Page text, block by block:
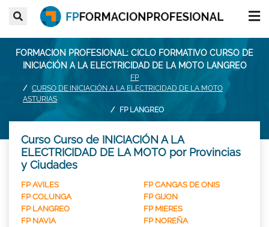
FORMACION PROFESIONAL: CICLO FORMATIVO CURSO DE
INICIACIÓN A LA ELECTRICIDAD DE LA MOTO LANGREO
FP
CURSO DE INICIACIÓN A LA ELECTRICIDAD DE LA MOTO
ASTURIAS
FP LANGREO
Curso Curso de INICIACIÓN A LA
ELECTRICIDAD DE LA MOTO por Provincias
y Ciudades
FP AVILES
FP CANGAS DE ONIS
FP COLUNGA
FP GIJON
FP LANGREO
FP MIERES
FP NAVIA
FP NOREÑA